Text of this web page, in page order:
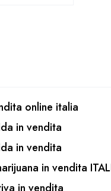
online italia
in vendita
in vendita
in vendita